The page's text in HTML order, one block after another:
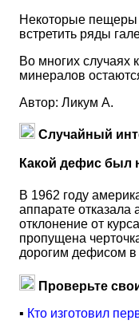
Некоторые пещеры
встретить ряды
Во многих случаях
минералов
Автор: Ликум А.
Случайный
Какой дефис был
В 1962 году
аппарате отказала
отклонение от
пропущена
дорогим дефисом в
Проверьте
▪ Кто изготовил